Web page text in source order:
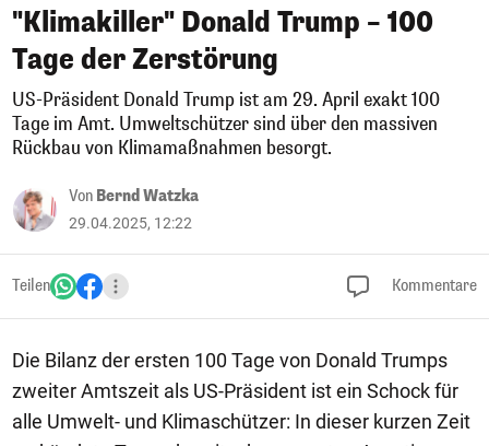
"Klimakiller" Donald Trump – 100
Tage der Zerstörung
US-Präsident Donald Trump ist am 29. April exakt 100
Tage im Amt. Umweltschützer sind über den massiven
Rückbau von Klimamaßnahmen besorgt.
Von Bernd Watzka
29.04.2025, 12:22
Teilen Kommentare
Die Bilanz der ersten 100 Tage von Donald Trumps
zweiter Amtszeit als US-Präsident ist ein Schock für
alle Umwelt- und Klimaschützer: In dieser kurzen Zeit